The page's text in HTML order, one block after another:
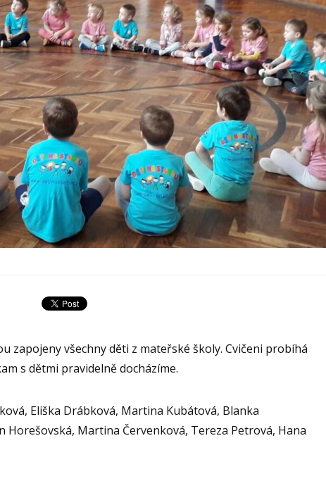
zapojeny všechny děti z mateřské školy. Cvičeni probíhá
s dětmi pravidelně docházíme.
Eliška Drábková, Martina Kubátová, Blanka
Horešovská, Martina Červenková, Tereza Petrová, Hana